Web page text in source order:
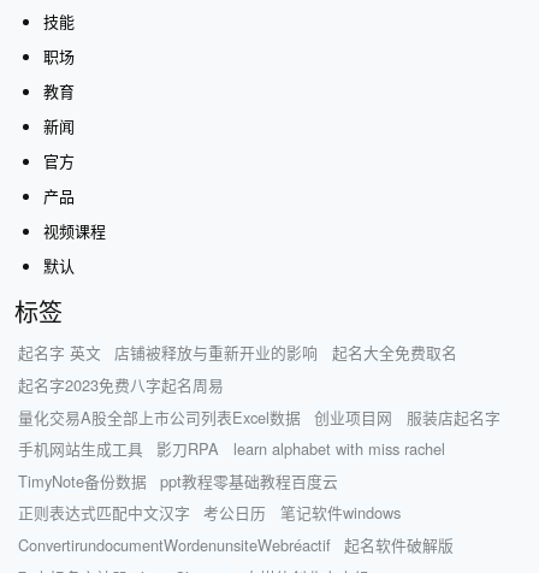
技能
职场
教育
新闻
官方
产品
视频课程
默认
标签
起名字 英文 店铺被释放与重新开业的影响
起名大全免费取名
起名字2023免费八字起名周易
量化交易A股全部上市公司列表Excel数据
创业项目网
服装店起名字
手机网站生成工具
影刀RPA
learn alphabet with miss rachel
TimyNote备份数据
ppt教程零基础教程百度云
正则表达式匹配中文汉字
考公日历
笔记软件windows
ConvertirundocumentWordenunsiteWebréactif
起名软件破解版